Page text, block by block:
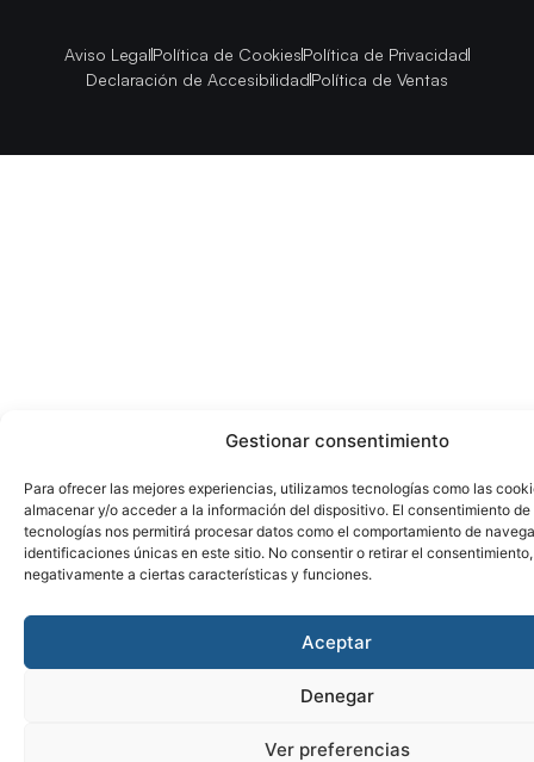
Gestionar consentimiento
Para ofrecer las mejores experiencias, utilizamos tecnologías como las
almacenar y/o acceder a la información del dispositivo. El consentimiento de
tecnologías nos permitirá procesar datos como el comportamiento de
identificaciones únicas en este sitio. No consentir o retirar el
negativamente a ciertas características y funciones.
Aceptar
Denegar
Ver preferencias
Aviso LegalPolítica de CookiesPolítica de Privacidad
Declaración de AccesibilidadPolítica de Ventas